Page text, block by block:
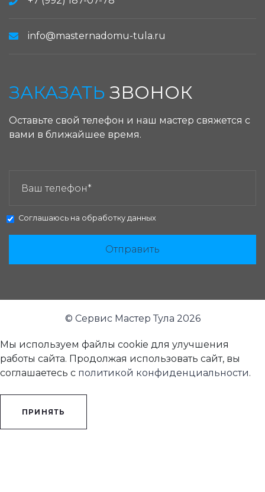
info@masternadomu-tula.ru
ЗАКАЗАТЬ ЗВОНОК
Оставьте свой телефон и наш мастер свяжется с
вами в ближайшее время.
Соглашаюсь на обработку данных
Отправить
© Сервис Мастер Тула 2026
Мы используем файлы cookie для улучшения
работы сайта. Продолжая использовать сайт, вы
соглашаетесь с политикой конфиденциальности.
ПРИНЯТЬ